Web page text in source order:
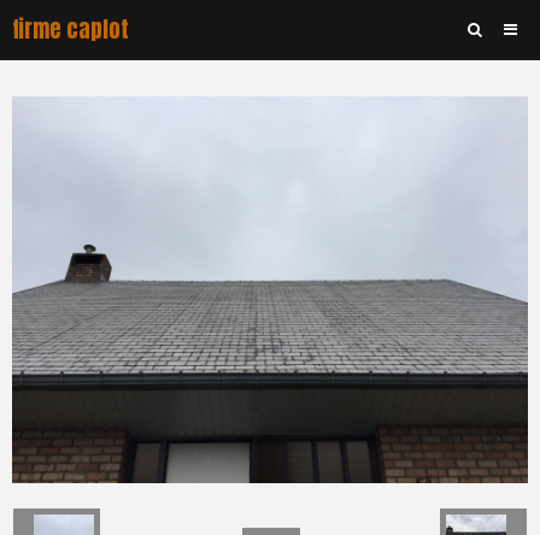
firme caplot